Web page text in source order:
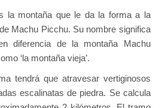
la montaña que le da la forma a la
Machu Picchu. Su nombre significa
en diferencia de la montaña Machu
‘la montaña vieja’.
tendrá que atravesar vertiginosos
escalinatas de piedra. Se calcula